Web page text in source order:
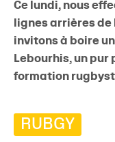
Ce lundi, nous
lignes arrières de
invitons à boire
Lebourhis, un
formation
RUBGY